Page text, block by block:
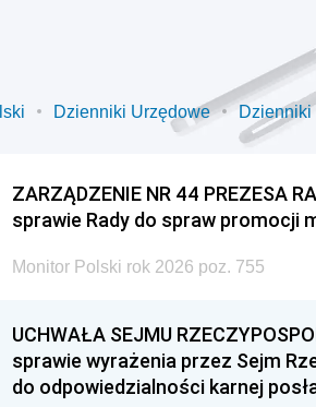
Dzienniki Urzędowe
ZARZĄDZENIE NR 44 PREZESA
sprawie Rady do spraw promocji
Monitor Polski rok 2026 poz. 755
UCHWAŁA SEJMU
sprawie wyrażenia przez Sejm
do odpowiedzialności karnej